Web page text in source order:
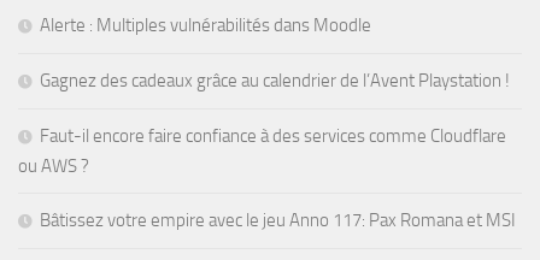
Alerte : Multiples vulnérabilités dans Moodle
Gagnez des cadeaux grâce au calendrier de l’Avent Playstation !
Faut-il encore faire confiance à des services comme Cloudflare
ou AWS ?
Bâtissez votre empire avec le jeu Anno 117: Pax Romana et MSI